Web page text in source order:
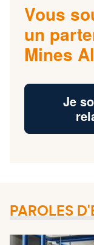
Vous
un
Mines
Je
PAROLES